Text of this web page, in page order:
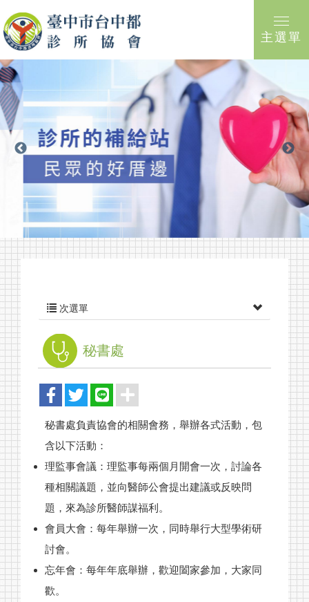
主選單
關於我們
次選單
秘書處
秘書處負責協會的相關會務，舉辦各式活動，包
含以下活動：
理監事會議：理監事每兩個月開會一次，討論各
種相關議題，並向醫師公會提出建議或反映問
題，來為診所醫師謀福利。
會員大會：每年舉辦一次，同時舉行大型學術研
討會。
忘年會：每年年底舉辦，歡迎闔家參加，大家同
歡。